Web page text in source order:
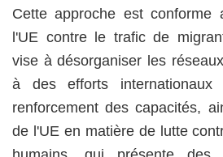
Cette approche est conforme
l'UE contre le trafic de
vise à désorganiser les
à des efforts internationaux
renforcement des capacités,
de l'UE en matière de lutte